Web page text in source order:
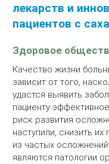
лекарств и
пациентов с
Здоровое
Качество жизни
зависит от того,
удастся выявить
пациенту
риск развития
наступили, снизить
из частых
являются патологии